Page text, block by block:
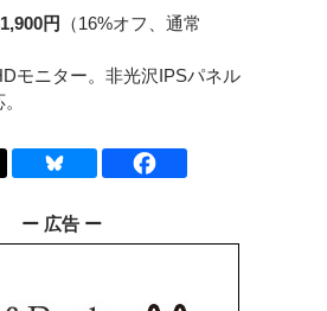
円
（16%オフ、通常
モニター。非光沢IPSパネル
ー 広告 ー